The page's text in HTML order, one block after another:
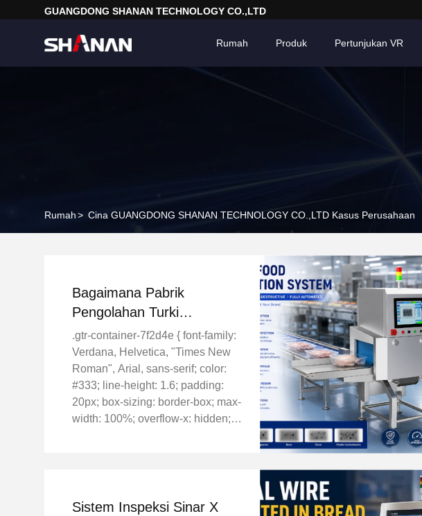
GUANGDONG SHANAN TECHNOLOGY CO.,LTD
Rumah Produk Pertunjukan VR
Rumah> Cina GUANGDONG SHANAN TECHNOLOGY CO.,LTD Kasus Perusahaan
Bagaimana Pabrik
Pengolahan Turki
Meningkatkan Keamanan
Pangan dengan Sistem
Inspeksi Sinar-X SHANAN
.gtr-container-7f2d4e { font-family:
Verdana, Helvetica, "Times New
Roman", Arial, sans-serif; color:
#333; line-height: 1.6; padding:
20px; box-sizing: border-box; max-
width: 100%; overflow-x: hidden; }
Sistem Inspeksi Sinar X